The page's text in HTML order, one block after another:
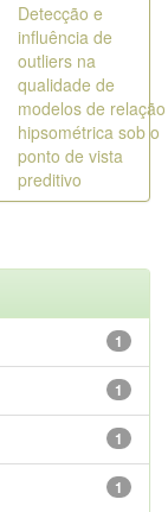
Detecção e
influência de
outliers na
qualidade de
modelos de relação
hipsométrica sob o
ponto de vista
preditivo
1
1
1
1